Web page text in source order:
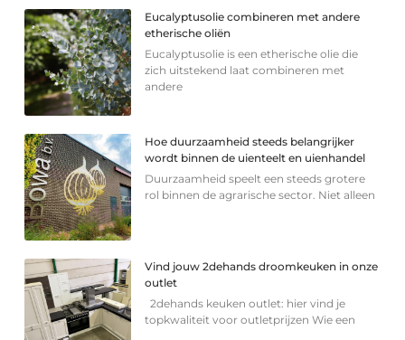
Eucalyptusolie combineren met andere
etherische oliën
Eucalyptusolie is een etherische olie die
zich uitstekend laat combineren met
andere
Hoe duurzaamheid steeds belangrijker
wordt binnen de uienteelt en uienhandel
Duurzaamheid speelt een steeds grotere
rol binnen de agrarische sector. Niet alleen
Vind jouw 2dehands droomkeuken in onze
outlet
2dehands keuken outlet: hier vind je
topkwaliteit voor outletprijzen Wie een